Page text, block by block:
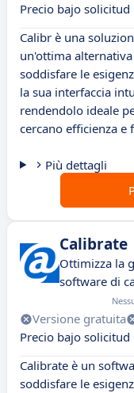
Precio bajo solicitud
Calibr è una
un'ottima
soddisfare le
la sua interfaccia
rendendolo ideale
cercano efficienza e
Più dettagli
Calibrate
Ottimizza la
software di
Versione gratuita
Precio bajo solicitud
Calibrate è un
soddisfare le